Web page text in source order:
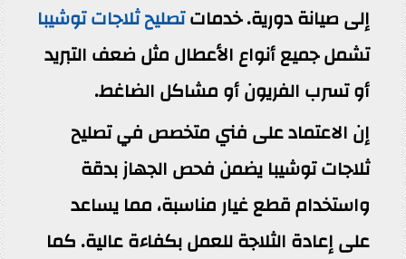
إلى صيانة دورية. خدماتتصليح ثلاجات توشيبا
تشمل جميع أنواع الأعطال مثل ضعف التبريد
أو تسرب الفريون أو مشاكل الضاغط.
إن الاعتماد على فني متخصص في تصليح
ثلاجات توشيبا يضمن فحص الجهاز بدقة
واستخدام قطع غيار مناسبة، مما يساعد
على إعادة الثلاجة للعمل بكفاءة عالية. كما